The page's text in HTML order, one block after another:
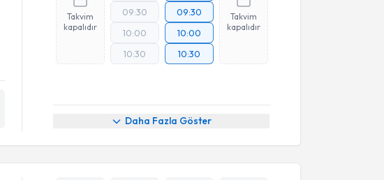
Takvim
kapalıdır
09:30
10:00
10:30
09:30
10:00
10:30
Takvim
kapalıdır
Daha Fazla Göster